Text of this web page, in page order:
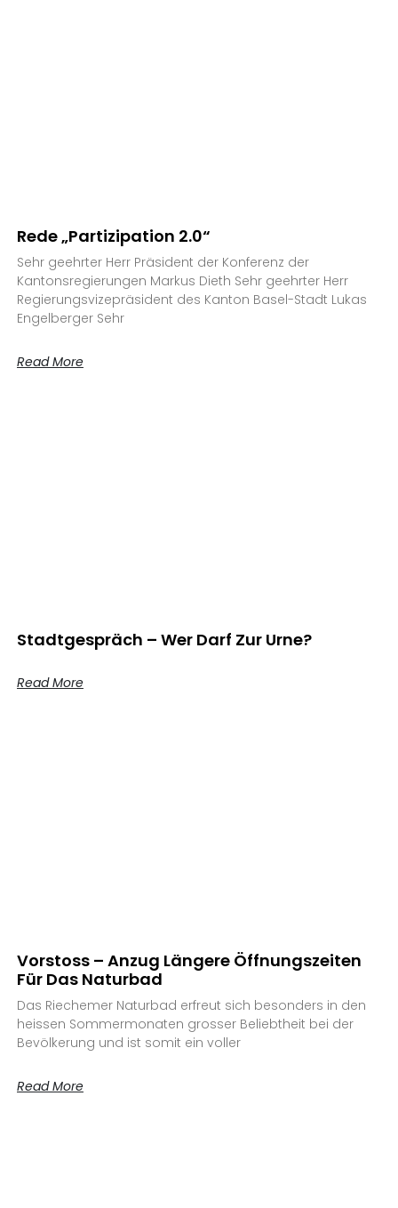
Rede „Partizipation 2.0“
Sehr geehrter Herr Präsident der Konferenz der
Kantonsregierungen Markus Dieth Sehr geehrter Herr
Regierungsvizepräsident des Kanton Basel-Stadt Lukas
Engelberger Sehr
Read More
Stadtgespräch – Wer Darf Zur Urne?
Read More
Vorstoss – Anzug Längere Öffnungszeiten
Für Das Naturbad
Das Riechemer Naturbad erfreut sich besonders in den
heissen Sommermonaten grosser Beliebtheit bei der
Bevölkerung und ist somit ein voller
Read More